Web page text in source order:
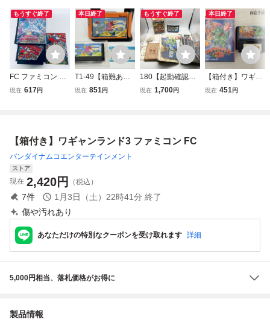
もうすぐ終了
FC ファミコン 爆
笑 人生劇場３ ソ
現在 617円
本日終了
T1-49【箱難あ
り・未検品】ゆう
現在 851円
もうすぐ終了
180【起動確認済
み】FC 貝獣物語
現在 1,700円
本日終了
【箱付き】ワギャ
ンランド3 ファミ
現在 451円
【箱付き】ワギャンランド3 ファミコン FC
バンダイナムコエンターテインメント
ストア
現在 2,420円 （税込）
7件 1月3日（土）22時41分 終了
傷や汚れあり
あなただけの特別なクーポンを受け取れます 詳細
5,000円相当、落札価格がお得に
製品情報